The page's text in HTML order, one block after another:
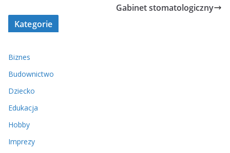
Gabinet stomatologiczny
Kategorie
Biznes
Budownictwo
Dziecko
Edukacja
Hobby
Imprezy